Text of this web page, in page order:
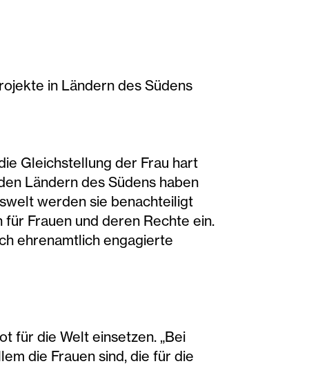
in Ländern des Südens
Gleichstellung der Frau hart
Ländern des Südens haben
werden sie benachteiligt
Frauen und deren Rechte ein.
ehrenamtlich engagierte
für die Welt einsetzen. „Bei
die Frauen sind, die für die